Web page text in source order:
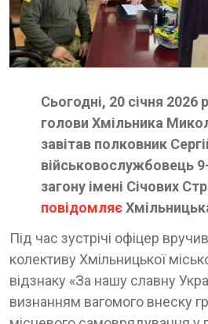
Сьогодні, 20 січня 2026
голови Хмільника
завітав полковник
військовослужбовець
загону імені Січових
повідомляє
Під час зустрічі офіцер
колективу Хмільницької
відзнаку «За нашу славну
визнанням вагомого внеску